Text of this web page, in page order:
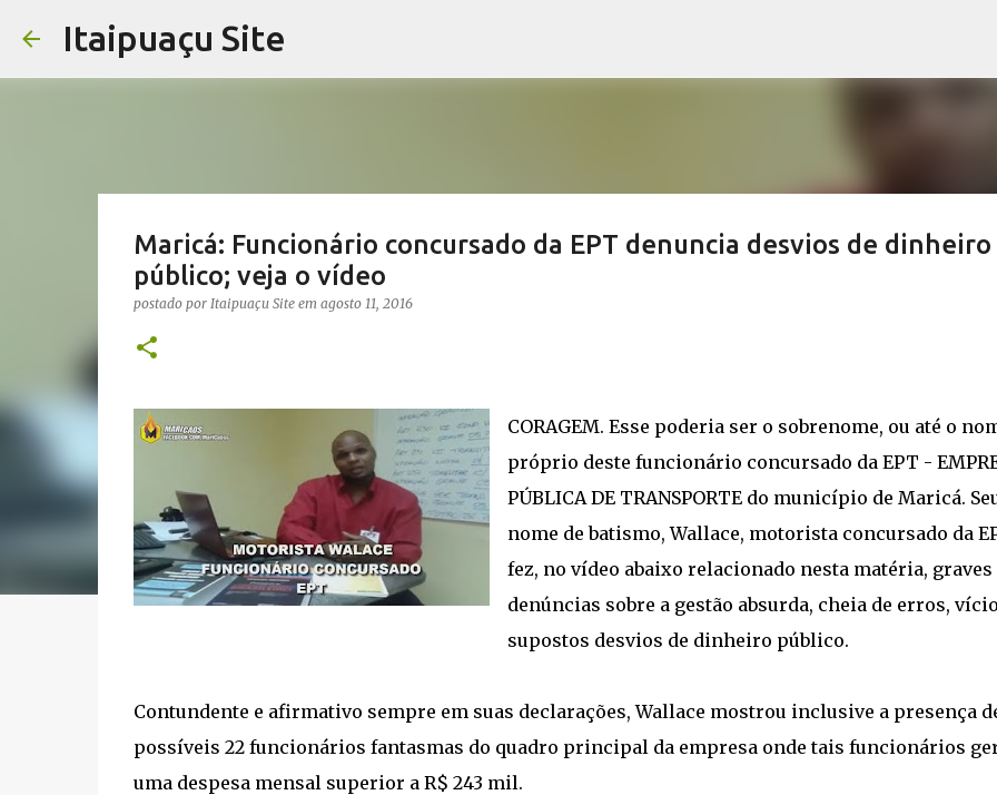
Itaipuaçu Site
Maricá: Funcionário concursado da EPT denuncia desvios de dinheiro
público; veja o vídeo
postado por Itaipuaçu Site em agosto 11, 2016
CORAGEM. Esse poderia ser o sobrenome, ou até o
próprio deste funcionário concursado da EPT -
PÚBLICA DE TRANSPORTE do município de Maricá.
nome de batismo, Wallace, motorista concursado da
fez, no vídeo abaixo relacionado nesta matéria, graves
denúncias sobre a gestão absurda, cheia de erros,
supostos desvios de dinheiro público.
Contundente e afirmativo sempre em suas declarações, Wallace mostrou inclusive a presença
possíveis 22 funcionários fantasmas do quadro principal da empresa onde tais funcionários
uma despesa mensal superior a R$ 243 mil.